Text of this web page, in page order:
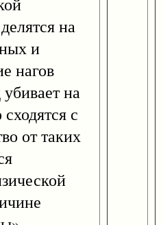
на
и
нагов
убивает на
с
от таких